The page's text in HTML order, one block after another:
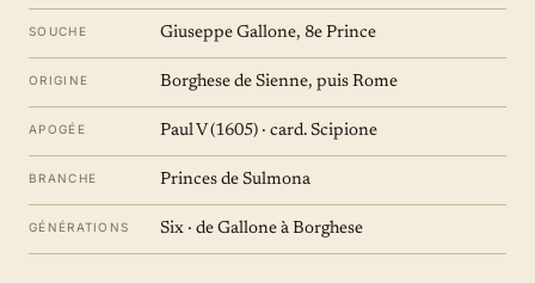
SOUCHE Giuseppe Gallone, 8e Prince
ORIGINE Borghese de Sienne, puis Rome
APOGÉE Paul V (1605) · card. Scipione
BRANCHE Princes de Sulmona
GÉNÉRATIONS Six · de Gallone à Borghese